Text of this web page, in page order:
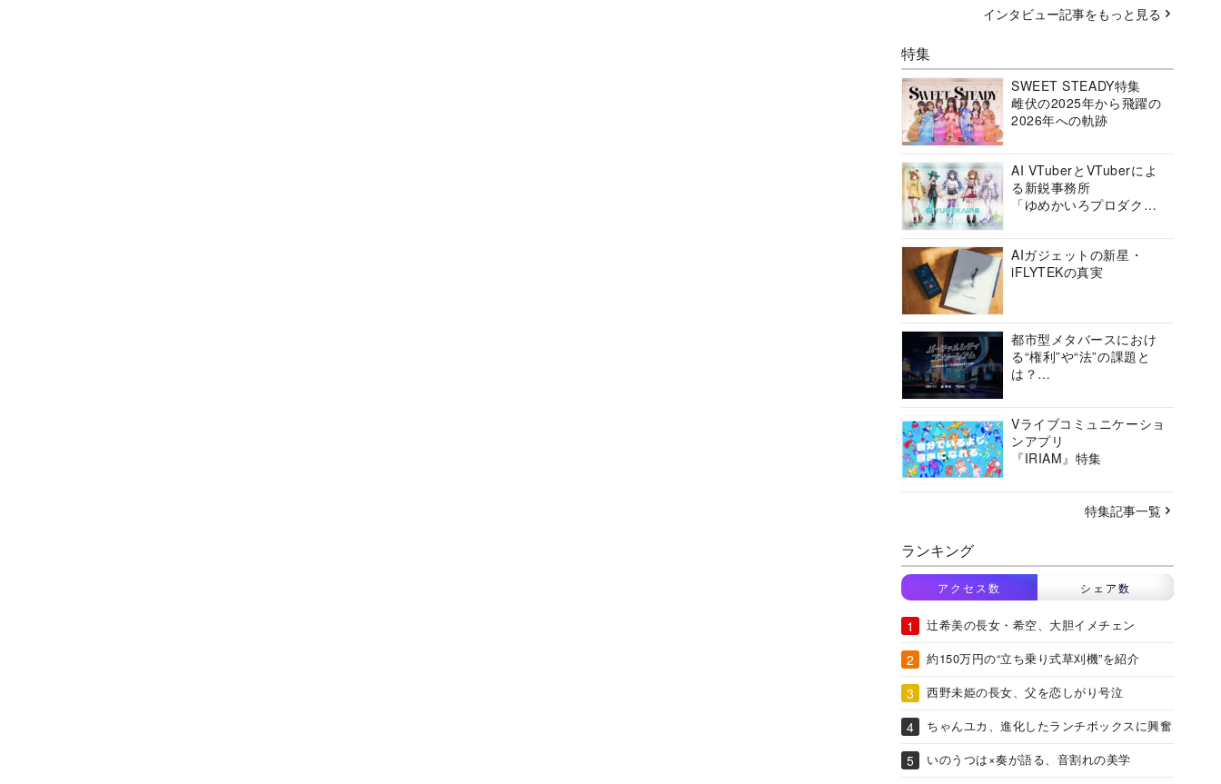
インタビュー記事をもっと見る
特集
SWEET STEADY特集
雌伏の2025年から飛躍の
2026年への軌跡
AI VTuberとVTuberによ
る新鋭事務所
「ゆめかいろプロダクシ
AIガジェットの新星・
iFLYTEKの真実
都市型メタバースにおけ
る“権利”や“法”の課題と
は？
ーシアムの挑戦に迫る
Vライブコミュニケーショ
ンアプリ
『IRIAM』特集
特集記事一覧
ランキング
アクセス数 シェア数
辻希美の長女・希空、大胆イメチェン
約150万円の“立ち乗り式草刈機”を紹介
西野未姫の長女、父を恋しがり号泣
ちゃんユカ、進化したランチボックスに興奮
いのうつは×奏が語る、音割れの美学